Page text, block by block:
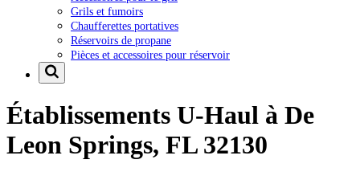
Grils et fumoirs
Chaufferettes portatives
Réservoirs de propane
Pièces et accessoires pour réservoir
Établissements U-Haul à De
Leon Springs, FL 32130